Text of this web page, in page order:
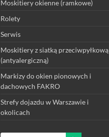
Moskitiery okienne (ramkowe)
Rolety
Serwis
Moskitiery z siatką przeciwpyłkową
(antyalergiczną)
Markizy do okien pionowych i
dachowych FAKRO
Strefy dojazdu w Warszawie i
okolicach